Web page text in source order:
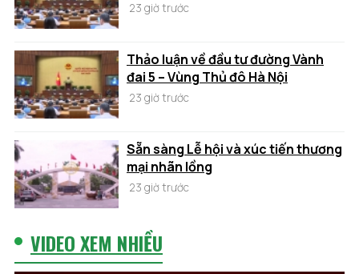
23 giờ trước
Thảo luận về đầu tư đường Vành
đai 5 – Vùng Thủ đô Hà Nội
23 giờ trước
Sẵn sàng Lễ hội và xúc tiến thương
mại nhãn lồng
23 giờ trước
VIDEO XEM NHIỀU